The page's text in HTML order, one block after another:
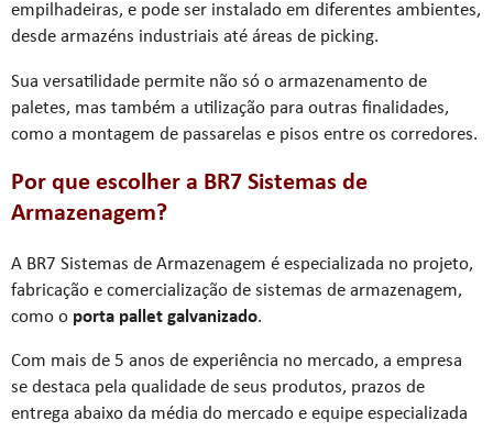
empilhadeiras, e pode ser instalado em diferentes ambientes,
desde armazéns industriais até áreas de picking.
Sua versatilidade permite não só o armazenamento de
paletes, mas também a utilização para outras finalidades,
como a montagem de passarelas e pisos entre os corredores.
Por que escolher a BR7 Sistemas de
Armazenagem?
A BR7 Sistemas de Armazenagem é especializada no projeto,
fabricação e comercialização de sistemas de armazenagem,
como o porta pallet galvanizado.
Com mais de 5 anos de experiência no mercado, a empresa
se destaca pela qualidade de seus produtos, prazos de
entrega abaixo da média do mercado e equipe especializada